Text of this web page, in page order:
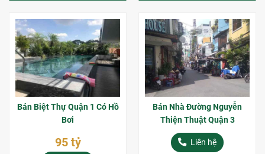
Bán Biệt Thự Quận 1 Có Hồ
Bơi
95 tỷ
Bán Nhà Đường Nguyễn
Thiện Thuật Quận 3
Liên hệ